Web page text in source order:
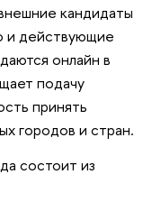
кандидаты
и действующие
онлайн в
подачу
принять
городов и стран.
состоит из